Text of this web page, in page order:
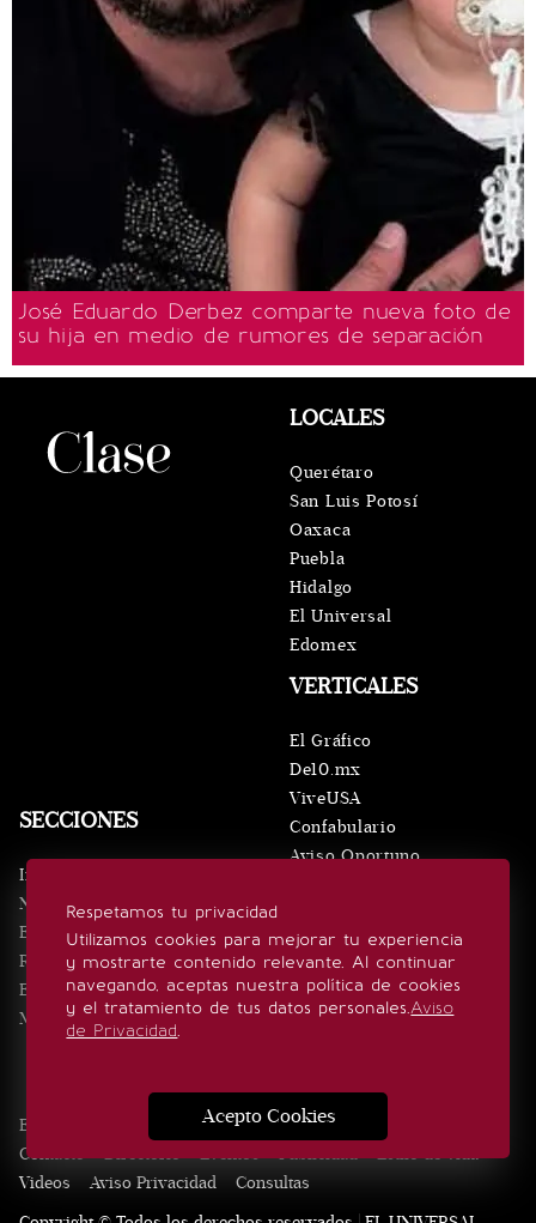
José Eduardo Derbez comparte nueva foto de
su hija en medio de rumores de separación
Respetamos tu privacidad
Utilizamos cookies para mejorar tu experiencia
y mostrarte contenido relevante. Al continuar
navegando, aceptas nuestra política de cookies
y el tratamiento de tus datos personales.Aviso
de Privacidad.
Acepto Cookies
SECCIONES
Inicio
Noticias
Eventos
Realeza
Estilo de vida
Minuto x Minuto
VERTICALES
El Gráfico
De10.mx
ViveUSA
Confabulario
Aviso Oportuno
LOCALES
Querétaro
San Luis Potosí
Oaxaca
Puebla
Hidalgo
El Universal
Edomex
SÍGUENOS
Edición Impresa Noticias Quiénes somos
Contacto
Directorio Eventos Publicidad
Estilo de vida
Videos
Aviso Privacidad
Consultas